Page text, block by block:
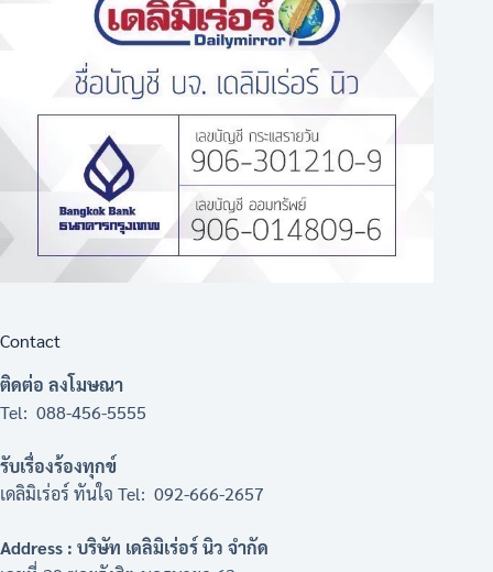
Contact
ติดต่อ ลงโมษณา
Tel: 088-456-5555
รับเรื่องร้องทุกข์
เดลิมิเร่อร์ ทันใจ Tel: 092-666-2657
Address : บริษัท เดลิมิเร่อร์ นิว จำกัด